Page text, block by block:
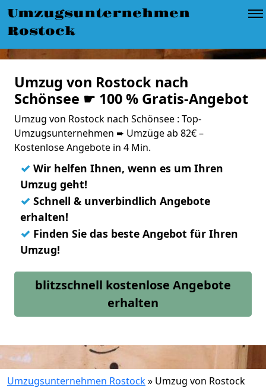
Umzugsunternehmen
Rostock
Umzug von Rostock nach
Schönsee ☛ 100 % Gratis-Angebot
Umzug von Rostock nach Schönsee : Top-
Umzugsunternehmen ➨ Umzüge ab 82€ –
Kostenlose Angebote in 4 Min.
✓ Wir helfen Ihnen, wenn es um Ihren
Umzug geht!
✓ Schnell & unverbindlich Angebote
erhalten!
✓ Finden Sie das beste Angebot für Ihren
Umzug!
blitzschnell kostenlose Angebote
erhalten
Umzugsunternehmen Rostock» Umzug von Rostock